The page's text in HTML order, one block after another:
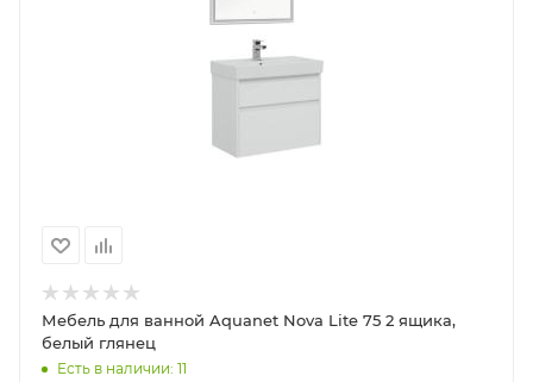
Мебель для ванной Aquanet Nova Lite 75 2 ящика,
белый глянец
Есть в наличии: 11